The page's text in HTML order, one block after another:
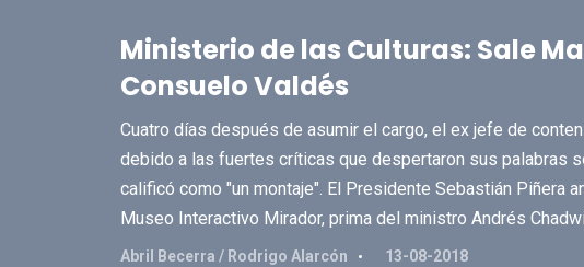
Ministerio de las Culturas: Sale
Consuelo Valdés
Cuatro días después de asumir el cargo, el ex jefe de
debido a las fuertes críticas que despertaron sus palabras
calificó como "un montaje". El Presidente Sebastián Piñera
Museo Interactivo Mirador, prima del ministro Andrés
Abril Becerra / Rodrigo Alarcón 13-08-2018